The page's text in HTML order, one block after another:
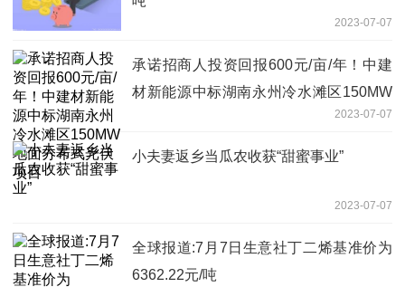
2023-07-07
承诺招商人投资回报600元/亩/年！中建
材新能源中标湖南永州冷水滩区150MW
2023-07-07
小夫妻返乡当瓜农收获“甜蜜事业”
2023-07-07
全球报道:7月7日生意社丁二烯基准价为
6362.22元/吨